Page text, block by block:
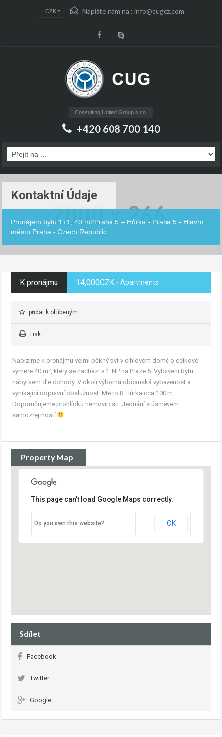
CZK Napište nám na : info@cugcz.com
Consulting United Group s.r.o.
+420 608 700 140
Kontaktní Údaje
Pronájem bytu 1+1, 40 m2Praha 5 – Hůrka - Praha 5 - Hlavní
město Praha - Czech Republic
K pronájmu 14,000CZK - Apartments
přidat k oblíbeným
Tisk
Nabízíme k pronájmu velmi pěkný byt v cihlovém domě o celkové
výměře 40 m², který se nachází v 1. NP na Praze 5. Vybavení bytu
nábytkem dle dohody. V okolí výborná občanská vybavenost a
vynikající dopravní obslužnost. Metro B Hůrka cca 100 m.
Doporučujeme prohlídku nemovitosti. Jednání s úsměvem
samozřejmostí
Property Map
This page can't load Google Maps correctly.
Do you own this website? OK
Sdílet
Facebook
Twitter
Google